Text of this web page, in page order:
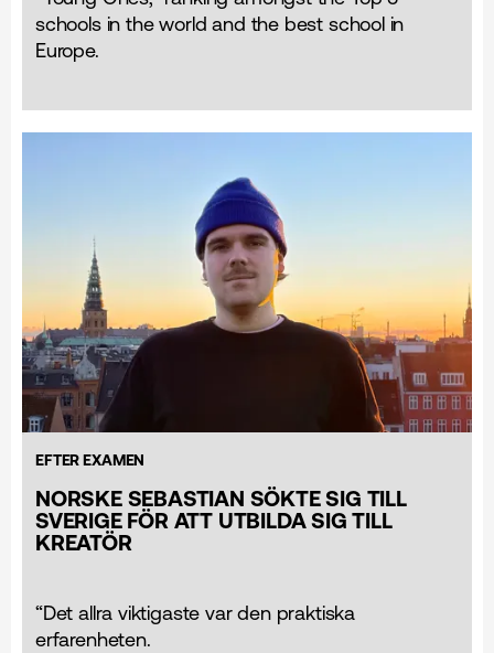
schools in the world and the best school in
Europe.
EFTER EXAMEN
NORSKE SEBASTIAN SÖKTE SIG TILL
SVERIGE FÖR ATT UTBILDA SIG TILL
KREATÖR
“Det allra viktigaste var den praktiska
erfarenheten.